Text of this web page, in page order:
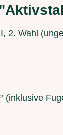
2. Wahl
(inklusive